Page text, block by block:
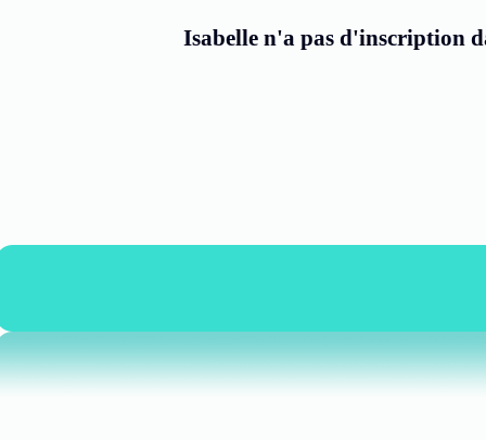
Isabelle n'a pas d'inscription